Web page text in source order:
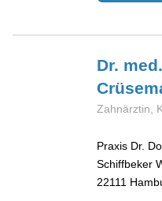
Dr.
Zahnärztin,
Praxis Dr.
Schiffbeker
22111